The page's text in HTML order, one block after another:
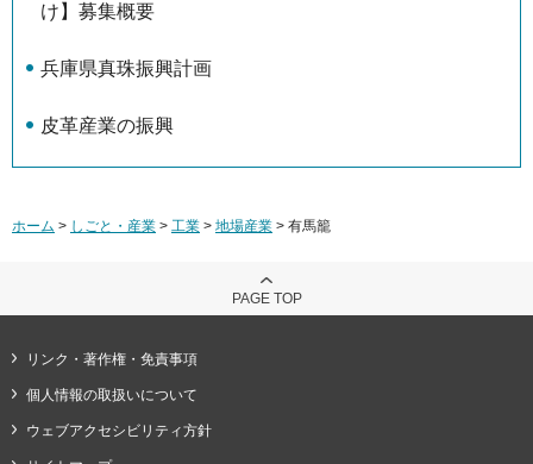
け】募集概要
兵庫県真珠振興計画
皮革産業の振興
ホーム > しごと・産業 > 工業 > 地場産業 > 有馬籠
PAGE TOP
リンク・著作権・免責事項
個人情報の取扱いについて
ウェブアクセシビリティ方針